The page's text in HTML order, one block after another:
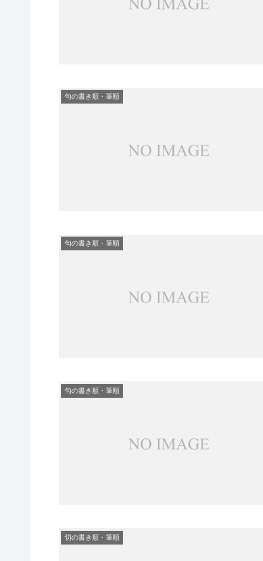
句の書き順・筆順
句の書き順・筆順
句の書き順・筆順
切の書き順・筆順